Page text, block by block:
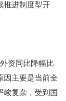
推进制度型开
资同比降幅比
因主要是当前全
峻复杂，受到国